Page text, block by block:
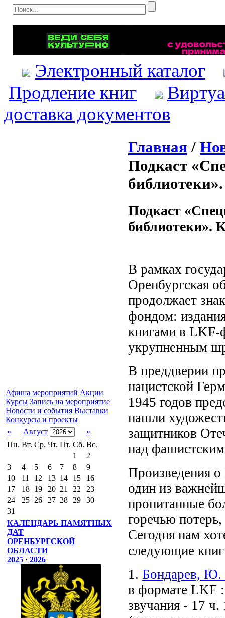
Электронный каталог
Продление книг
доставка документов
Афиша мероприятий Акции
Курсы Запись на мероприятие
Новости и события Выставки
Конкурсы и проекты
«
Август
»
Пн. Вт. Ср. Чт. Пт. Сб. Вс.
1
2
3
4 5 6 7 8
9
10
11 12 13 14 15
16
17
18 19 20 21 22
23
24
25 26 27 28 29
30
31
КАЛЕНДАРЬ ПАМЯТНЫХ
ДАТ
ОРЕНБУРГСКОЙ
ОБЛАСТИ
2025 · 2026
Главная /
Подкаст
Подкаст
библиотеки».
В рамках
Оренбургская
продолжает
фондом:
книгами в LKF-
укрупненным
В преддверии
нацистской
1945 годов
нашли
защитников
над
Произведения
один из
пропитанные
горечью
Сегодня нам
следующие
1. Бондарев, Ю.
в формате LKF
звучания - 17